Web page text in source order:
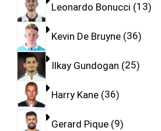
Leonardo Bonucci 13
Kevin De Bruyne 36
Ilkay Gundogan 25
Harry Kane 36
Gerard Pique 9